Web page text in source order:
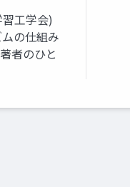
工学会)
の仕組み
者のひと